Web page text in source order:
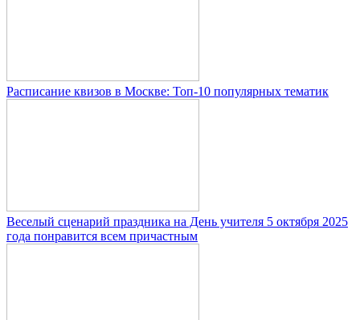
Расписание квизов в Москве: Топ-10 популярных тематик
Веселый сценарий праздника на День учителя 5 октября 2025
года понравится всем причастным